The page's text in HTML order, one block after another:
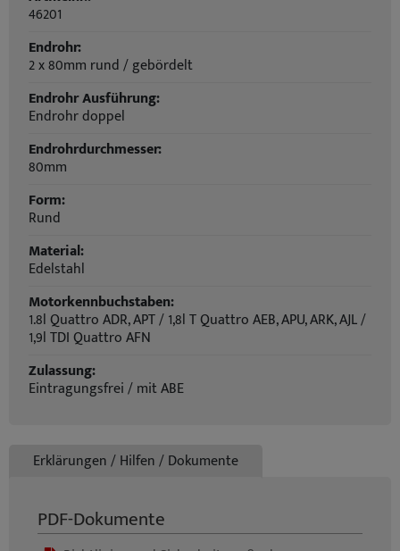
46201
Endrohr:
2 x 80mm rund / gebördelt
Endrohr Ausführung:
Endrohr doppel
Endrohrdurchmesser:
80mm
Form:
Rund
Material:
Edelstahl
Motorkennbuchstaben:
1.8l Quattro ADR, APT / 1,8l T Quattro AEB, APU, ARK, AJL /
1,9l TDI Quattro AFN
Zulassung:
Eintragungsfrei / mit ABE
Erklärungen / Hilfen / Dokumente
PDF-Dokumente